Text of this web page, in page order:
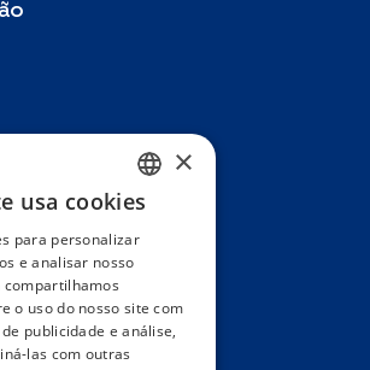
gerais
Genève
FRENCH
ENGLISH
SPANISH
GERMAN
×
usa cookies
para personalizar
e analisar nosso
o uso do nosso site com
publicidade e análise,
las com outras